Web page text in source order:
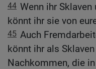
44 Wenn ihr Sklaven
könnt ihr sie von
45 Auch
könnt ihr als
Nachkommen, die